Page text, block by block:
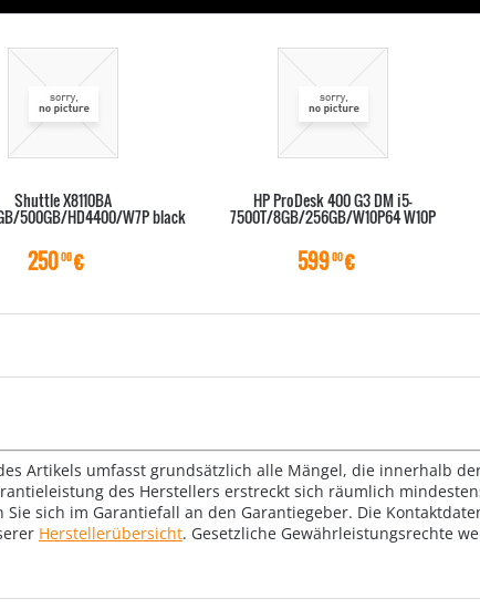
Shuttle X8110BA
500GB/HD4400/W7P black
25000€
HP ProDesk 400 G3 DM i5-
7500T/8GB/256GB/W10P64 W10P
59900€
Artikels umfasst grundsätzlich alle Mängel, die innerhalb
des Herstellers erstreckt sich räumlich
sich im Garantiefall an den Garantiegeber. Die
Herstellerübersicht. Gesetzliche Gewährleistungsrechte